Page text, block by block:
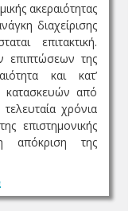
ακεραιότητας
διαχείρισης
επιτακτική.
επιπτώσεων της
και κατ’
κατασκευών από
χρόνια
επιστημονικής
απόκριση της